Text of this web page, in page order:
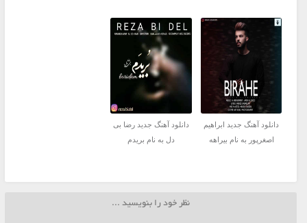
دانلود آهنگ جدید ابراهیم
اصغرپور به نام بیراهه
دانلود آهنگ جدید رضا بی
دل به نام بریدم